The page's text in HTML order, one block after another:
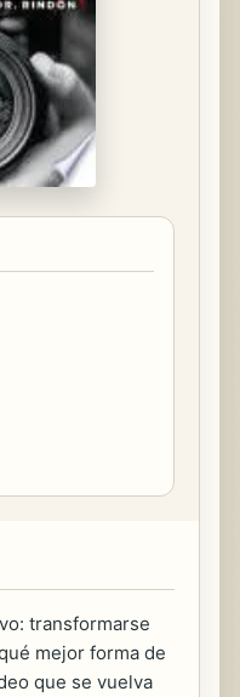
transformarse
mejor forma de
que se vuelva